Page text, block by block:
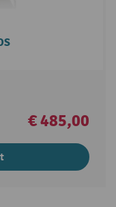
€ 485,00